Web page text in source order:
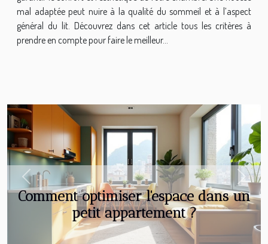
mal adaptée peut nuire à la qualité du sommeil et à l’aspect
général du lit. Découvrez dans cet article tous les critères à
prendre en compte pour faire le meilleur...
Comment optimiser l'espace dans un
petit appartement ?
Previous Next